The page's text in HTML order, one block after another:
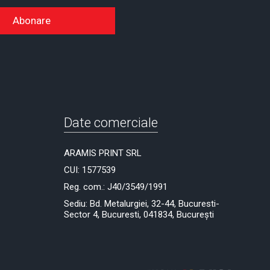
Abonare
Date comerciale
ARAMIS PRINT SRL
CUI: 1577539
Reg. com.: J40/3549/1991
Sediu: Bd. Metalurgiei, 32-44, Bucuresti-
Sector 4, Bucuresti, 041834, București